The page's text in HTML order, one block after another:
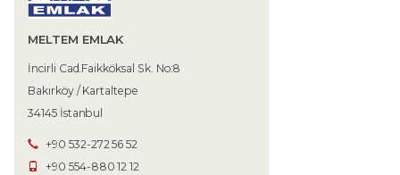
MELTEM EMLAK
İncirli Cad.Faikköksal Sk. No:8
Bakırköy / Kartaltepe
34145 İstanbul
+90 532-272 56 52
+90 554-880 12 12